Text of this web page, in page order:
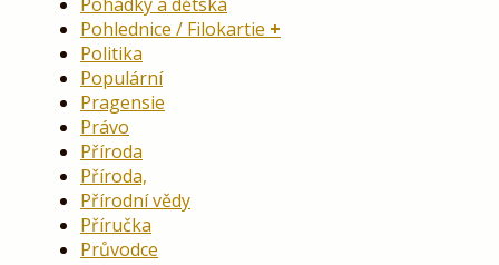
Pohlednice / Filokartie
Politika
Populární
Pragensie
Právo
Příroda
Příroda,
Přírodní vědy
Příručka
Průvodce